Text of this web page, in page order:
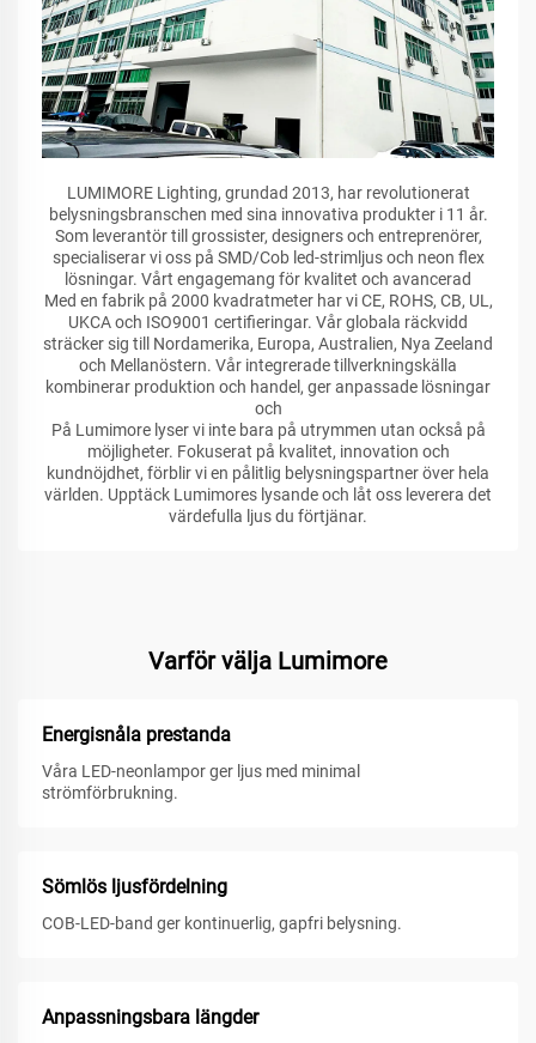
LUMIMORE Lighting, grundad 2013, har revolutionerat
belysningsbranschen med sina innovativa produkter i 11 år.
Som leverantör till grossister, designers och entreprenörer,
specialiserar vi oss på SMD/Cob led-strimljus och neon flex
lösningar. Vårt engagemang för kvalitet och avancerad
Med en fabrik på 2000 kvadratmeter har vi CE, ROHS, CB, UL,
UKCA och ISO9001 certifieringar. Vår globala räckvidd
sträcker sig till Nordamerika, Europa, Australien, Nya Zeeland
och Mellanöstern. Vår integrerade tillverkningskälla
kombinerar produktion och handel, ger anpassade lösningar
och
På Lumimore lyser vi inte bara på utrymmen utan också på
möjligheter. Fokuserat på kvalitet, innovation och
kundnöjdhet, förblir vi en pålitlig belysningspartner över hela
världen. Upptäck Lumimores lysande och låt oss leverera det
värdefulla ljus du förtjänar.
Varför välja Lumimore
Energisnåla prestanda
Våra LED-neonlampor ger ljus med minimal
strömförbrukning.
Sömlös ljusfördelning
COB-LED-band ger kontinuerlig, gapfri belysning.
Anpassningsbara längder